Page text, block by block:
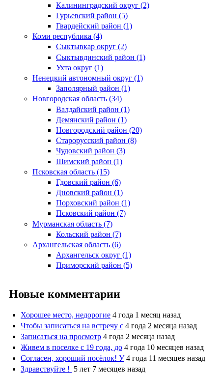
Калининградский округ (2)
Гурьевский район (5)
Гвардейский район (1)
Коми республика (4)
Сыктывкар округ (2)
Сыктывдинский район (1)
Ухта округ (1)
Ненецкий автономный округ (1)
Заполярный район (1)
Новгородская область (34)
Валдайский район (1)
Демянский район (1)
Новгородский район (20)
Старорусский район (8)
Чудовский район (3)
Шимский район (1)
Псковская область (15)
Гдовский район (6)
Дновский район (1)
Порховский район (1)
Псковский район (7)
Мурманская область (7)
Кольский район (7)
Архангельская область (6)
Архангельск округ (1)
Приморский район (5)
Новые комментарии
Хорошее место, недорогие 4 года 1 месяц назад
Чтобы записаться на встречу с 4 года 2 месяца назад
Записаться на просмотр 4 года 2 месяца назад
Живем в поселке с 19 года, до 4 года 10 месяцев назад
Согласен, хороший посёлок! У 4 года 11 месяцев назад
Здравствуйте ! 5 лет 7 месяцев назад